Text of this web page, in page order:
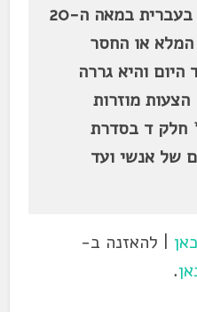
למהפכה הגדולה ביותר בעברית במאה ה-20
או החסר
היום והיא גררה
מוזרות
חלק ד בסדרת
של אנשי ועד
כאן | להאזנה ב-
.